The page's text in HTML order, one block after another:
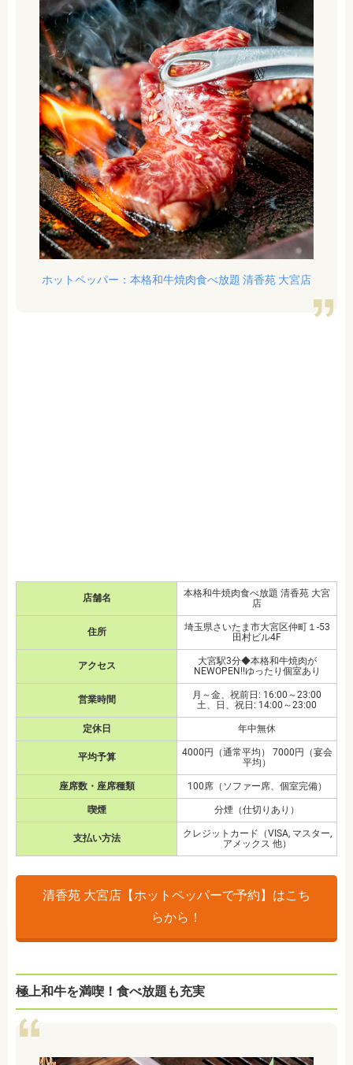
ホットペッパー：本格和牛焼肉食べ放題 清香苑 大宮店
店舗名
本格和牛焼肉食べ放題 清香苑 大宮
店
住所
埼玉県さいたま市大宮区仲町１-53
田村ビル4F
アクセス
大宮駅3分◆本格和牛焼肉が
NEWOPEN!!ゆったり個室あり
営業時間
月～金、祝前日: 16:00～23:00
土、日、祝日: 14:00～23:00
定休日 年中無休
平均予算
4000円（通常平均） 7000円（宴会
平均）
座席数・座席種類 100席（ソファー席、個室完備）
喫煙 分煙（仕切りあり）
支払い方法
クレジットカード（VISA, マスター,
アメックス 他）
清香苑 大宮店【ホットペッパーで予約】はこち
らから！
極上和牛を満喫！食べ放題も充実